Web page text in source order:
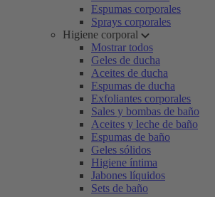
Espumas corporales
Sprays corporales
Higiene corporal
Mostrar todos
Geles de ducha
Aceites de ducha
Espumas de ducha
Exfoliantes corporales
Sales y bombas de baño
Aceites y leche de baño
Espumas de baño
Geles sólidos
Higiene íntima
Jabones líquidos
Sets de baño